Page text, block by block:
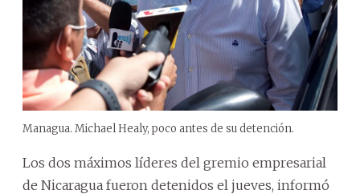
Managua. Michael Healy, poco antes de su detención.
Los dos máximos líderes del gremio empresarial
de Nicaragua fueron detenidos el jueves, informó